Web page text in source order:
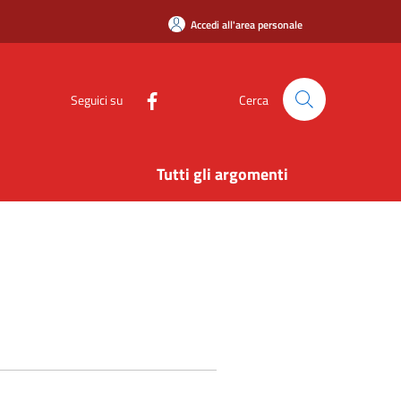
Accedi all'area personale
Seguici su Cerca
Tutti gli argomenti